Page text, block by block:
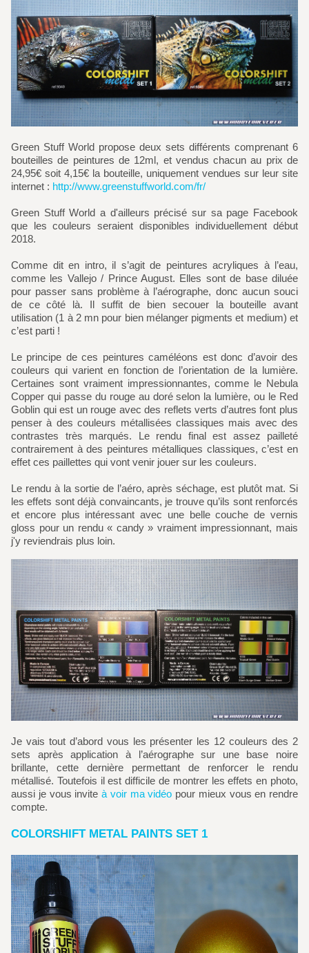
Green Stuff World propose deux sets différents comprenant 6
bouteilles de peintures de 12ml, et vendus chacun au prix de
24,95€ soit 4,15€ la bouteille, uniquement vendues sur leur site
internet : http://www.greenstuffworld.com/fr/
Green Stuff World a d'ailleurs précisé sur sa page Facebook
que les couleurs seraient disponibles individuellement début
2018.
Comme dit en intro, il s’agit de peintures acryliques à l’eau,
comme les Vallejo / Prince August. Elles sont de base diluée
pour passer sans problème à l’aérographe, donc aucun souci
de ce côté là. Il suffit de bien secouer la bouteille avant
utilisation (1 à 2 mn pour bien mélanger pigments et medium) et
c’est parti !
Le principe de ces peintures caméléons est donc d’avoir des
couleurs qui varient en fonction de l’orientation de la lumière.
Certaines sont vraiment impressionnantes, comme le Nebula
Copper qui passe du rouge au doré selon la lumière, ou le Red
Goblin qui est un rouge avec des reflets verts d’autres font plus
penser à des couleurs métallisées classiques mais avec des
contrastes très marqués. Le rendu final est assez pailleté
contrairement à des peintures métalliques classiques, c’est en
effet ces paillettes qui vont venir jouer sur les couleurs.
Le rendu à la sortie de l’aéro, après séchage, est plutôt mat. Si
les effets sont déjà convaincants, je trouve qu’ils sont renforcés
et encore plus intéressant avec une belle couche de vernis
gloss pour un rendu « candy » vraiment impressionnant, mais
j'y reviendrais plus loin.
Je vais tout d’abord vous les présenter les 12 couleurs des 2
sets après application à l’aérographe sur une base noire
brillante, cette dernière permettant de renforcer le rendu
métallisé. Toutefois il est difficile de montrer les effets en photo,
aussi je vous invite à voir ma vidéo pour mieux vous en rendre
compte.
COLORSHIFT METAL PAINTS SET 1